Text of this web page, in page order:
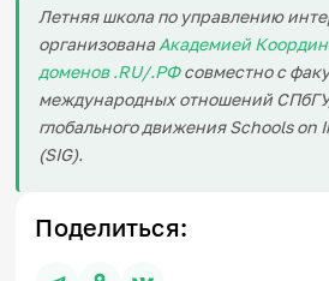
Летняя школа по управлению
организованаАкадемией
доменов .RU/.РФсовместно с
международных отношений
глобального движения Schools
(SIG).
Поделиться: